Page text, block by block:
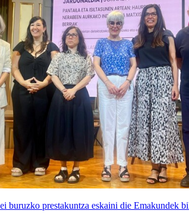
buruzko prestakuntza eskaini die Emakundek